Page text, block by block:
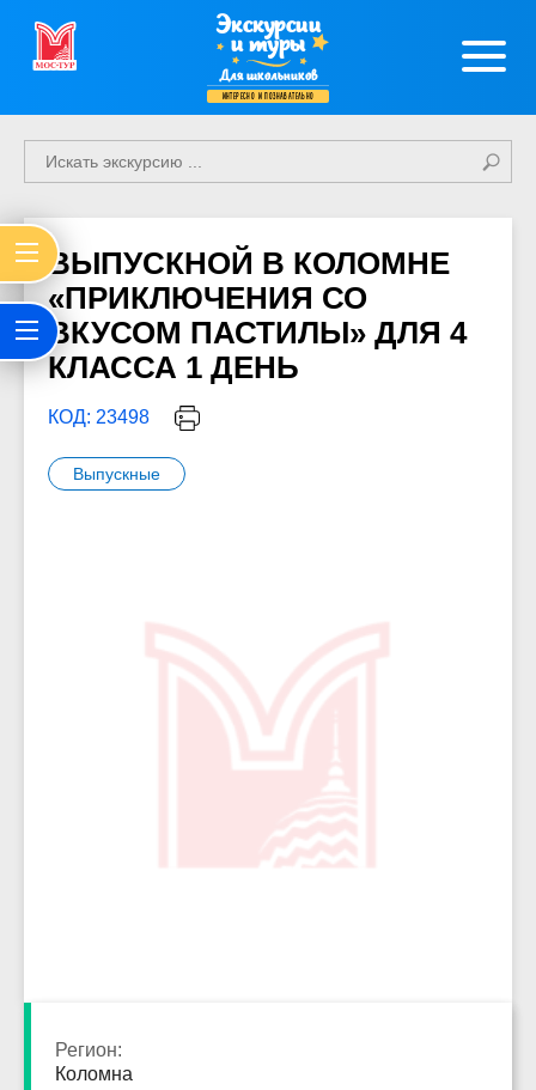
Экскурсии
и туры
Для школьников
интересно и познавательно
ВЫПУСКНОЙ В КОЛОМНЕ
«ПРИКЛЮЧЕНИЯ СО
ВКУСОМ ПАСТИЛЫ» ДЛЯ 4
КЛАССА 1 ДЕНЬ
КОД: 23498
Выпускные
Регион:
Коломна